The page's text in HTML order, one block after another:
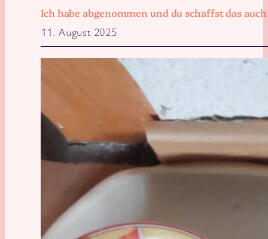
Ich habe abgenommen und du schaffst das auch
11. August 2025